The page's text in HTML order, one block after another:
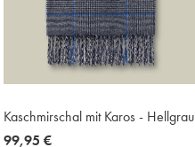
Kaschmirschal mit Karos - Hellgrau
now
99,95 €